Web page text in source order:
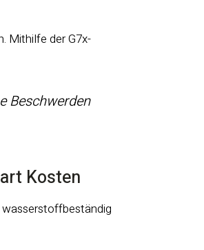
Mithilfe der G7x-
Beschwerden
Kosten